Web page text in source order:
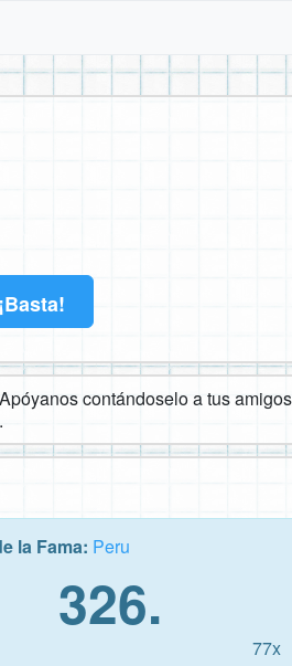
contándoselo a tus
.
la Fama: Peru
326.
77x